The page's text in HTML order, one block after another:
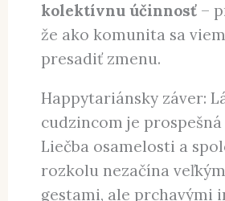
kolektívnu účinnosť–
že ako komunita sa
presadiť zmenu.
Happytariánsky záver:
cudzincom je prospešná
Liečba osamelosti a
rozkolu nezačína
gestami, ale prchavými